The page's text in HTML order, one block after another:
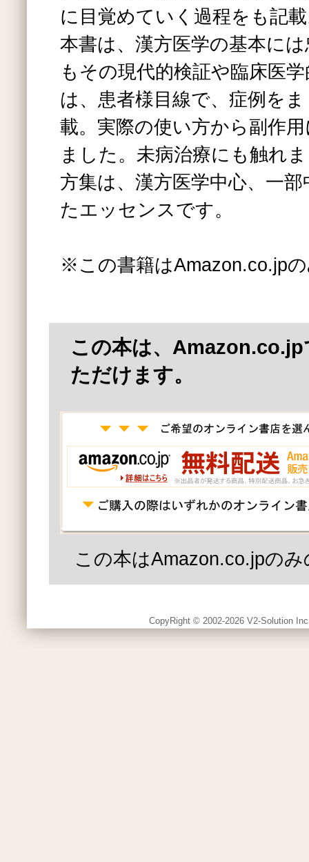
に目覚めていく過程をも記
本書は、漢方医学の基本に
もその現代的検証や臨床医
は、患者様目線で、症例を
載。実際の使い方から副作
ました。未病治療にも触れ
方集は、漢方医学中心、一
たエッセンスです。
※この書籍はAmazon.co.jp
この本は、
ただけます。
この本はAmazon.co.jpの
CopyRight © 2002-2026 V2-Solution